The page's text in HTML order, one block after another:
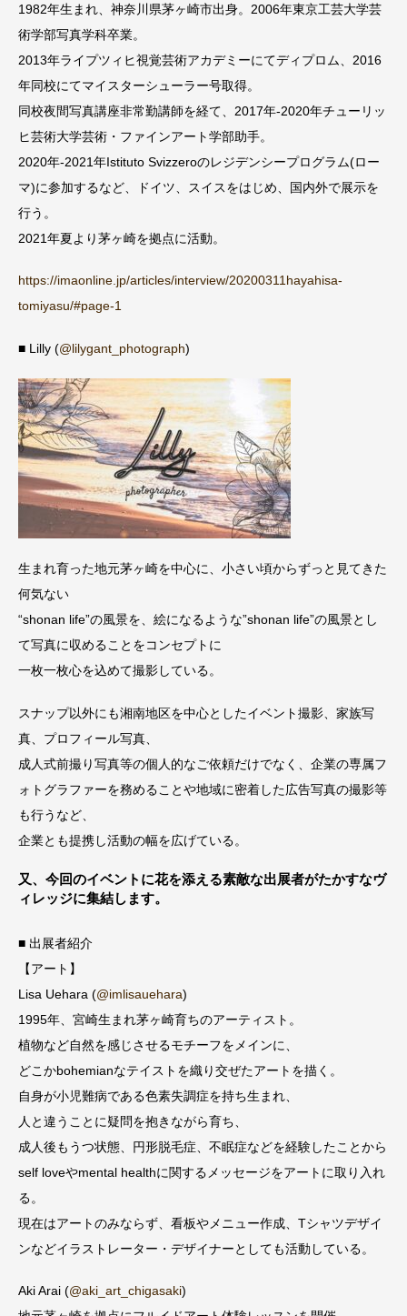
1982年生まれ、神奈川県茅ヶ崎市出身。2006年東京工芸大学芸
術学部写真学科卒業。
2013年ライプツィヒ視覚芸術アカデミーにてディプロム、2016
年同校にてマイスターシューラー号取得。
同校夜間写真講座非常勤講師を経て、2017年-2020年チューリッ
ヒ芸術大学芸術・ファインアート学部助手。
2020年-2021年Istituto Svizzeroのレジデンシープログラム(ロー
マ)に参加するなど、ドイツ、スイスをはじめ、国内外で展示を
行う。
2021年夏より茅ヶ崎を拠点に活動。
https://imaonline.jp/articles/interview/20200311hayahisa-
tomiyasu/#page-1
■ Lilly (@lilygant_photograph)
生まれ育った地元茅ヶ崎を中心に、小さい頃からずっと見てきた
何気ない
“shonan life”の風景を、絵になるような”shonan life”の風景とし
て写真に収めることをコンセプトに
一枚一枚心を込めて撮影している。
スナップ以外にも湘南地区を中心としたイベント撮影、家族写
真、プロフィール写真、
成人式前撮り写真等の個人的なご依頼だけでなく、企業の専属フ
ォトグラファーを務めることや地域に密着した広告写真の撮影等
も行うなど、
企業とも提携し活動の幅を広げている。
又、今回のイベントに花を添える素敵な出展者がたかすなヴ
ィレッジに集結します。
■ 出展者紹介
【アート】
Lisa Uehara (@imlisauehara)
1995年、宮崎生まれ茅ヶ崎育ちのアーティスト。
植物など自然を感じさせるモチーフをメインに、
どこかbohemianなテイストを織り交ぜたアートを描く。
自身が小児難病である色素失調症を持ち生まれ、
人と違うことに疑問を抱きながら育ち、
成人後もうつ状態、円形脱毛症、不眠症などを経験したことから
self loveやmental healthに関するメッセージをアートに取り入れ
る。
現在はアートのみならず、看板やメニュー作成、Tシャツデザイ
ンなどイラストレーター・デザイナーとしても活動している。
Aki Arai (@aki_art_chigasaki)